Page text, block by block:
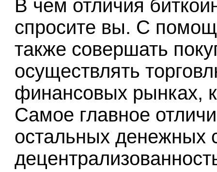
В чем отличия
спросите вы. С
также совершать
осуществлять
финансовых рынках,
Самое главное
остальных денежных